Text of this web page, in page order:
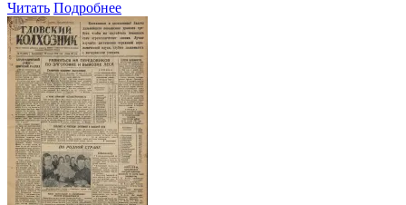
Читать Подробнее